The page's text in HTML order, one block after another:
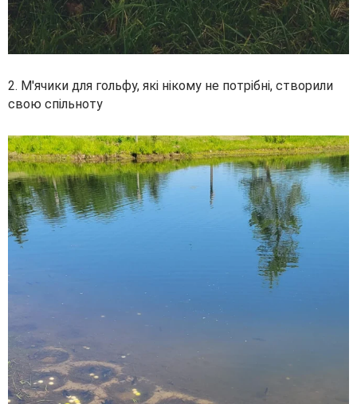
2. М'ячики для гольфу, які нікому не потрібні, створили
свою спільноту